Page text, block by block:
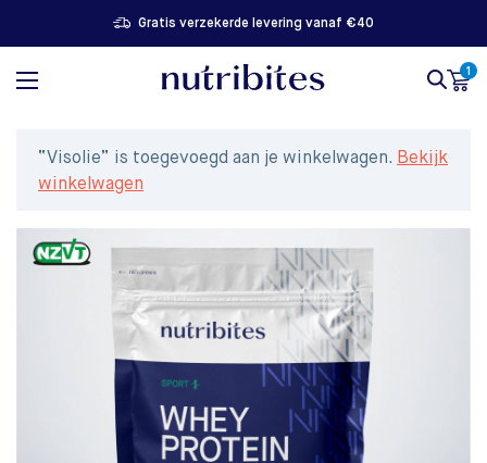
Gratis verzekerde levering vanaf €40
1
“Visolie” is toegevoegd aan je winkelwagen. Bekijk
winkelwagen